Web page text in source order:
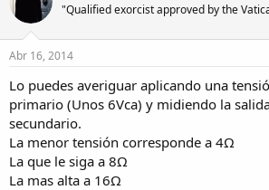
"Qualified exorcist approved by the
Abr 16, 2014
Lo puedes averiguar aplicando una
primario (Unos 6Vca) y midiendo la
secundario.
La menor tensión corresponde a 4Ω
La que le siga a 8Ω
La mas alta a 16Ω